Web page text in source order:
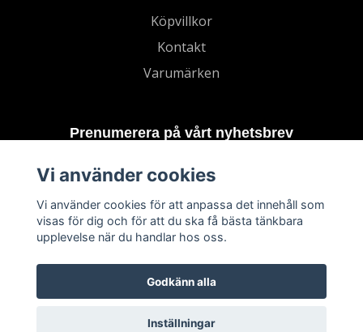
Köpvillkor
Kontakt
Varumärken
Prenumerera på vårt nyhetsbrev
Vi använder cookies
Vi använder cookies för att anpassa det innehåll som
visas för dig och för att du ska få bästa tänkbara
upplevelse när du handlar hos oss.
Godkänn alla
Inställningar